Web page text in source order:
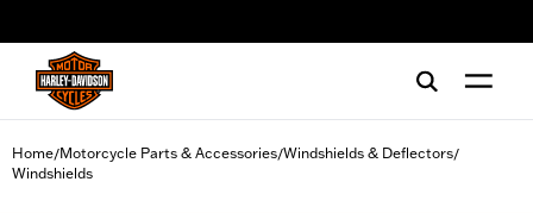
Home/Motorcycle Parts & Accessories/Windshields & Deflectors/
Windshields